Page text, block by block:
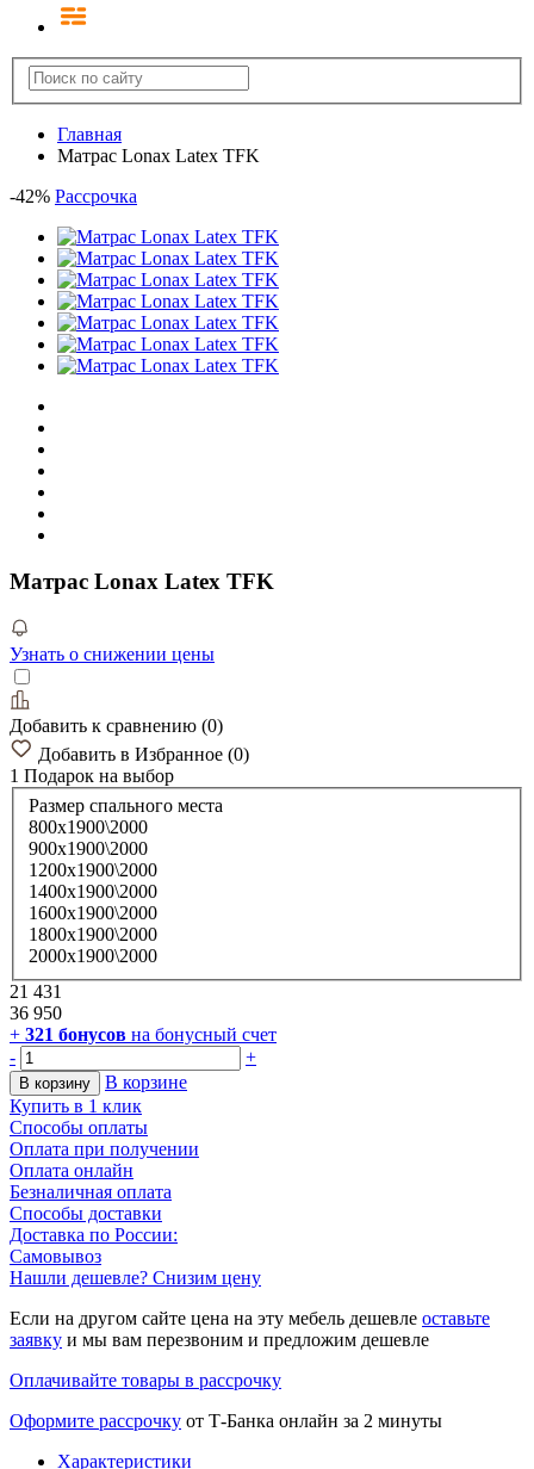
Главная
Матрас Lonax Latex TFK
-42% Рассрочка
Матрас Lonax Latex TFK
Узнать о снижении цены
Добавить к сравнению (0)
Добавить в Избранное (0)
1 Подарок на выбор
Размер спального места
800х1900\2000
900х1900\2000
1200х1900\2000
1400х1900\2000
1600х1900\2000
1800х1900\2000
2000х1900\2000
21 431
36 950
+ 321 бонусов на бонусный счет
-
+
В корзину
В корзине
Купить в 1 клик
Способы оплаты
Оплата при получении
Оплата онлайн
Безналичная оплата
Способы доставки
Доставка по России:
Самовывоз
Нашли дешевле? Снизим цену
Если на другом сайте цена на эту мебель дешевле оставьте
заявку и мы вам перезвоним и предложим дешевле
Оплачивайте товары в рассрочку
Оформите рассрочку от Т-Банка онлайн за 2 минуты
Характеристики